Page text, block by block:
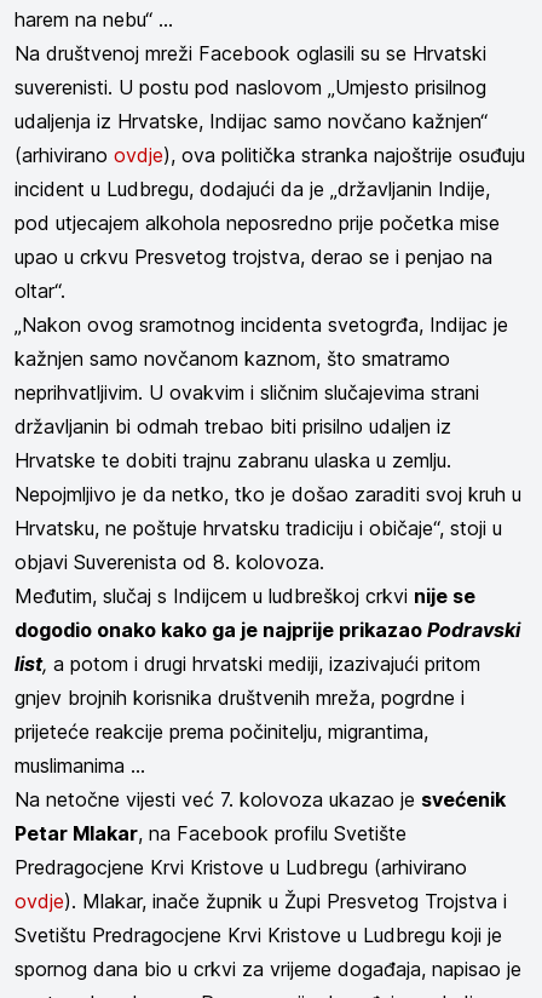
harem na nebu“ ...
Na društvenoj mreži Facebook oglasili su se Hrvatski
suverenisti. U postu pod naslovom „Umjesto prisilnog
udaljenja iz Hrvatske, Indijac samo novčano kažnjen“
(arhivirano ovdje), ova politička stranka najoštrije osuđuju
incident u Ludbregu, dodajući da je „državljanin Indije,
pod utjecajem alkohola neposredno prije početka mise
upao u crkvu Presvetog trojstva, derao se i penjao na
oltar“.
„Nakon ovog sramotnog incidenta svetogrđa, Indijac je
kažnjen samo novčanom kaznom, što smatramo
neprihvatljivim. U ovakvim i sličnim slučajevima strani
državljanin bi odmah trebao biti prisilno udaljen iz
Hrvatske te dobiti trajnu zabranu ulaska u zemlju.
Nepojmljivo je da netko, tko je došao zaraditi svoj kruh u
Hrvatsku, ne poštuje hrvatsku tradiciju i običaje“, stoji u
objavi Suverenista od 8. kolovoza.
Međutim, slučaj s Indijcem u ludbreškoj crkvi nije se
dogodio onako kako ga je najprije prikazao Podravski
list, a potom i drugi hrvatski mediji, izazivajući pritom
gnjev brojnih korisnika društvenih mreža, pogrdne i
prijeteće reakcije prema počinitelju, migrantima,
muslimanima ...
Na netočne vijesti već 7. kolovoza ukazao je svećenik
Petar Mlakar, na Facebook profilu Svetište
Predragocjene Krvi Kristove u Ludbregu (arhivirano
ovdje). Mlakar, inače župnik u Župi Presvetog Trojstva i
Svetištu Predragocjene Krvi Kristove u Ludbregu koji je
spornog dana bio u crkvi za vrijeme događaja, napisao je